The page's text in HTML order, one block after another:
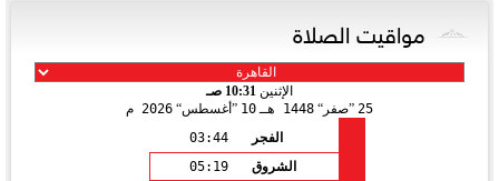
مواقيت الصلاة
الإثنين 10:31 صـ
25 صفر 1448 هـ 10 أغسطس 2026 م
الفجر
03:44
الشروق
05:19